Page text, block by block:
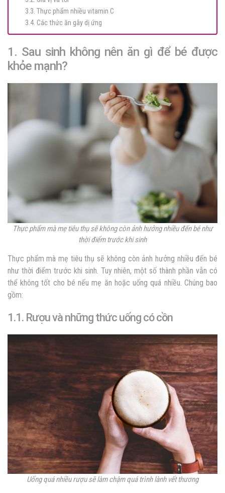
3.3. Thực phẩm nhiều vitamin C
3.4. Các thức ăn gây dị ứng
1. Sau sinh không nên ăn gì để bé được
khỏe mạnh?
Thực phẩm mà mẹ tiêu thụ sẽ không còn ảnh hưởng nhiều đến bé như
thời điểm trước khi sinh
Thực phẩm mà mẹ tiêu thụ sẽ không còn ảnh hưởng nhiều đến bé
như thời điểm trước khi sinh. Tuy nhiên, một số thành phần vẫn có
thể không tốt cho bé nếu mẹ ăn hoặc uống quá nhiều. Chúng bao
gồm:
1.1. Rượu và những thức uống có cồn
Uống quá nhiều rượu sẽ làm chậm quá trình lành vết thương